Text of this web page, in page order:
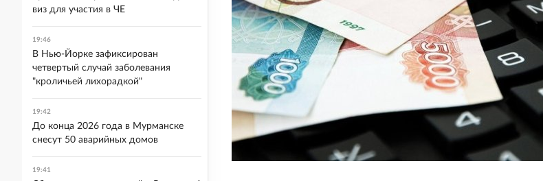
виз для участия в ЧЕ
19:46
В Нью-Йорке зафиксирован
четвертый случай заболевания
"кроличьей лихорадкой"
19:42
До конца 2026 года в Мурманске
снесут 50 аварийных домов
19:41